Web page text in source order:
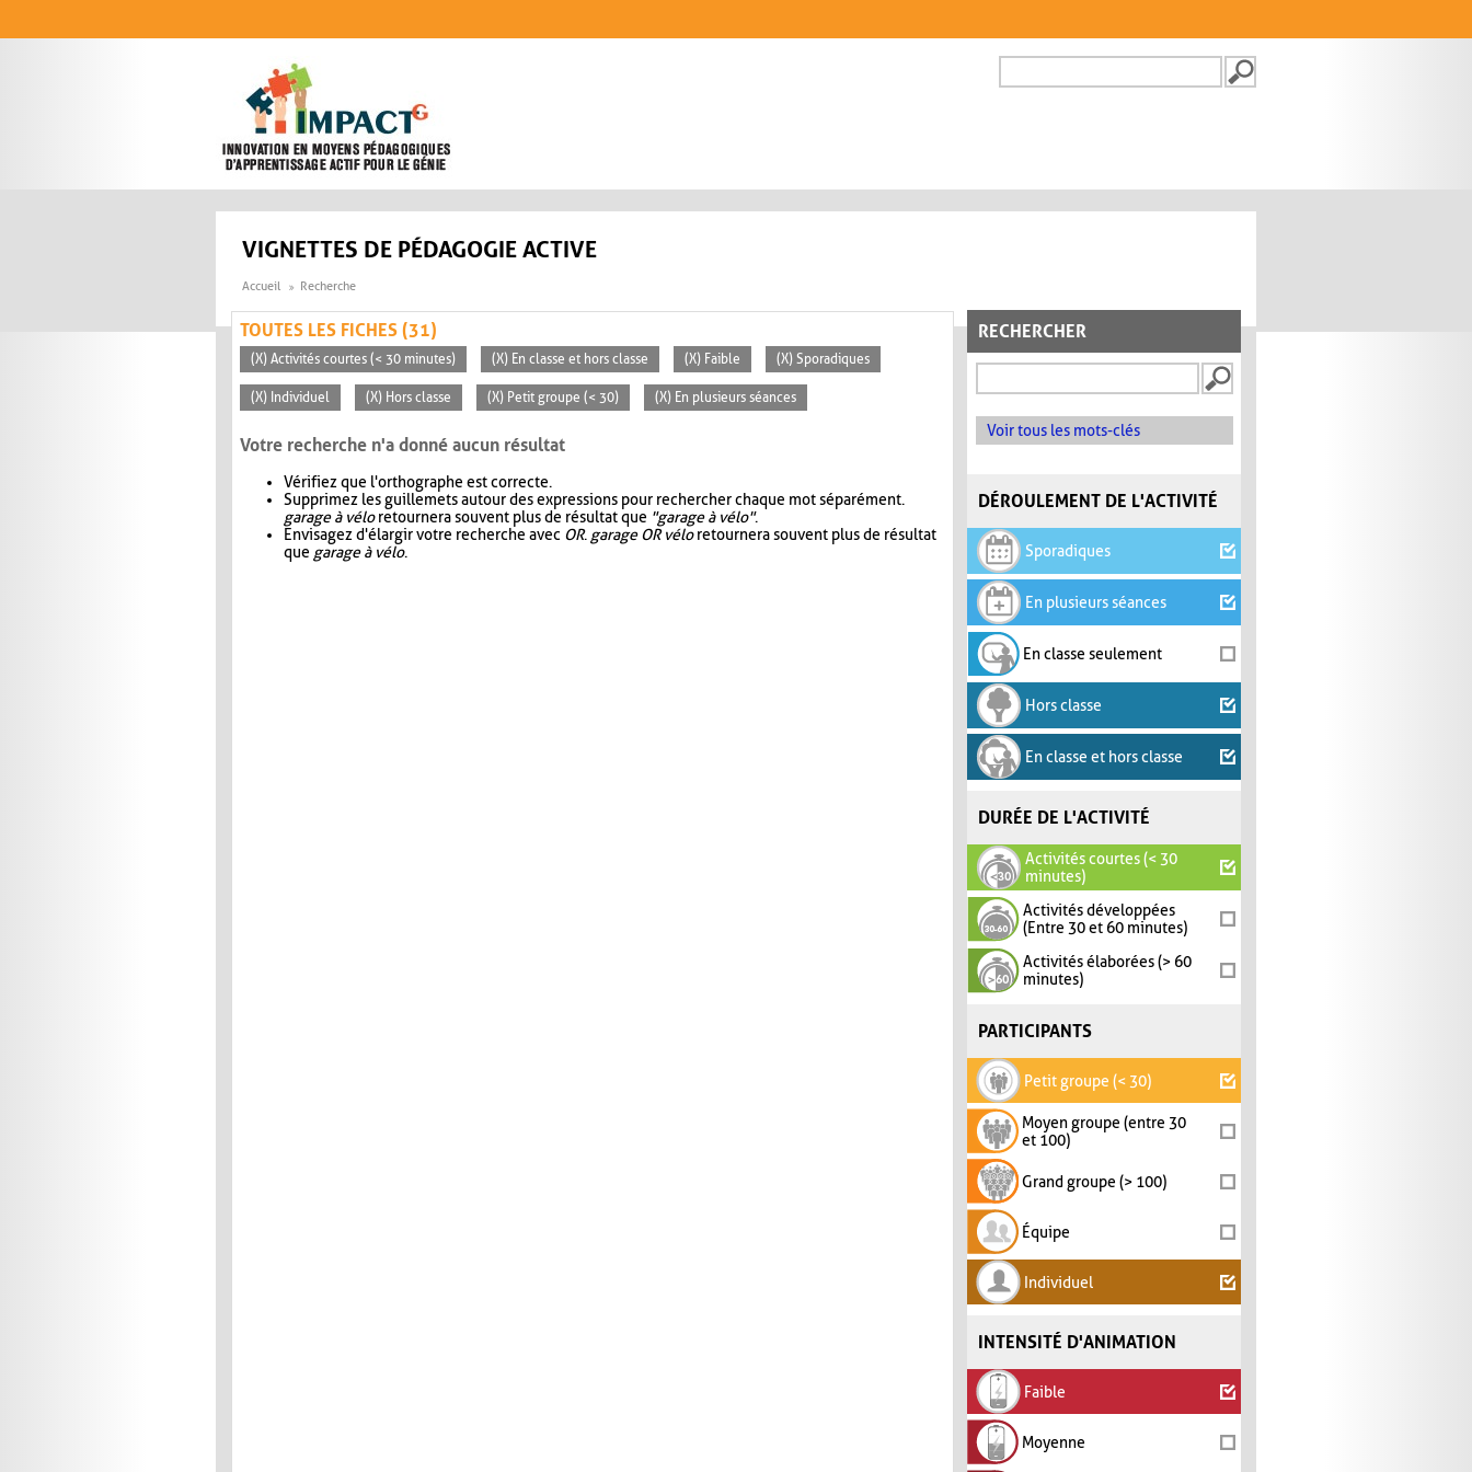
FORMULAIRE DE
VIGNETTES DE PÉDAGOGIE ACTIVE
Accueil Recherche
RECHERCHER
Voir tous les mots-clés
DÉROULEMENT DE L'ACTIVITÉ
Sporadiques
En plusieurs séances
En classe seulement
Hors classe
En classe et hors classe
DURÉE DE L'ACTIVITÉ
Activités courtes (< 30
minutes)
Activités développées
(Entre 30 et 60 minutes)
Activités élaborées (> 60
minutes)
PARTICIPANTS
Petit groupe (< 30)
Moyen groupe (entre 30
et 100)
Grand groupe (> 100)
Équipe
Individuel
INTENSITÉ D'ANIMATION
Faible
Moyenne
TOUTES LES FICHES (31)
(X) Activités courtes (< 30 minutes) (X) En classe et hors classe (X) Faible (X) Sporadiques
(X) Individuel (X) Hors classe (X) Petit groupe (< 30) (X) En plusieurs séances
Votre recherche n'a donné aucun résultat
Vérifiez que l'orthographe est correcte.
Supprimez les guillemets autour des expressions pour rechercher chaque mot séparément.
garage à véloretournera souvent plus de résultat que "garage à vélo".
Envisagez d'élargir votre recherche avec OR. garage OR véloretournera souvent plus de résultat
que garage à vélo.